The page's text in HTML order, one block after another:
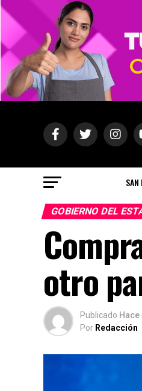
GOBIERNO DEL
otro
Publicado Hace
Por Redacción